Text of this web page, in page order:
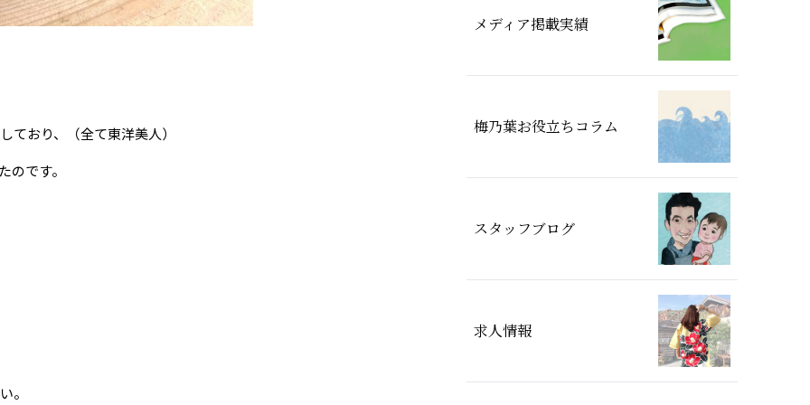
おり、（全て東洋美人）
です。
。
メディア掲載実績
梅乃葉お役立ちコラム
スタッフブログ
求人情報